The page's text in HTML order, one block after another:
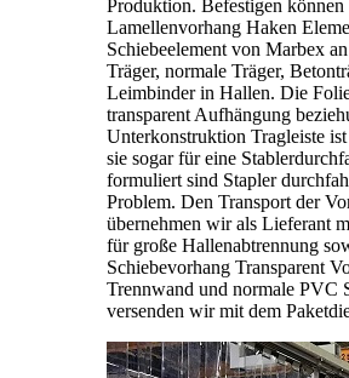
Produktion. Befestigen
Lamellenvorhang Haken
Schiebeelement von Marbex
Träger, normale Träger,
Leimbinder in Hallen. Die
transparent Aufhängung
Unterkonstruktion Tragleiste ist
sie sogar für eine
formuliert sind Stapler
Problem. Den Transport der
übernehmen wir als Lieferant
für große Hallenabtrennung
Schiebevorhang Transparent
Trennwand und normale PVC
versenden wir mit dem